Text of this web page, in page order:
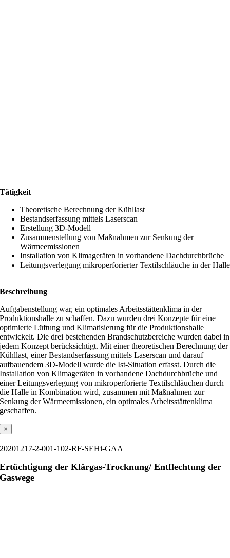
Tätigkeit
Theoretische Berechnung der Kühllast
Bestandserfassung mittels Laserscan
Erstellung 3D-Modell
Zusammenstellung von Maßnahmen zur Senkung der
Wärmeemissionen
Installation von Klimageräten in vorhandene Dachdurchbrüche
Leitungsverlegung mikroperforierter Textilschläuche in der Halle
Beschreibung
Aufgabenstellung war, ein optimales Arbeitsstättenklima in der
Produktionshalle zu schaffen. Dazu wurden drei Konzepte für eine
optimierte Lüftung und Klimatisierung für die Produktionshalle
entwickelt. Die drei bestehenden Brandschutzbereiche wurden dabei in
jedem Konzept berücksichtigt. Mit einer theoretischen Berechnung der
Kühllast, einer Bestandserfassung mittels Laserscan und darauf
aufbauendem 3D-Modell wurde die Ist-Situation erfasst. Durch die
Installation von Klimageräten in vorhandene Dachdurchbrüche und
einer Leitungsverlegung von mikroperforierte Textilschläuchen durch
die Halle in Kombination wird, zusammen mit Maßnahmen zur
Senkung der Wärmeemissionen, ein optimales Arbeitsstättenklima
geschaffen.
×
20201217-2-001-102-RF-SEHi-GAA
Ertüchtigung der Klärgas-Trocknung/ Entflechtung der
Gaswege